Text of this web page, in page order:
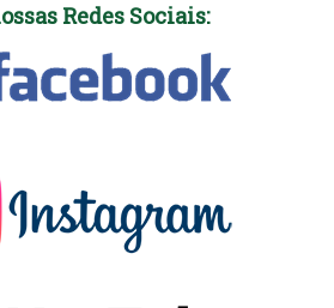
Redes Sociais: